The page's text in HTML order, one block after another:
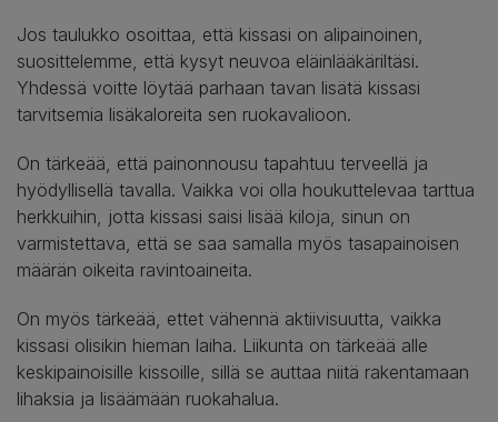
Jos taulukko osoittaa, että kissasi on alipainoinen,
suosittelemme, että kysyt neuvoa eläinlääkäriltäsi.
Yhdessä voitte löytää parhaan tavan lisätä kissasi
tarvitsemia lisäkaloreita sen ruokavalioon.
On tärkeää, että painonnousu tapahtuu terveellä ja
hyödyllisellä tavalla. Vaikka voi olla houkuttelevaa tarttua
herkkuihin, jotta kissasi saisi lisää kiloja, sinun on
varmistettava, että se saa samalla myös tasapainoisen
määrän oikeita ravintoaineita.
On myös tärkeää, ettet vähennä aktiivisuutta, vaikka
kissasi olisikin hieman laiha. Liikunta on tärkeää alle
keskipainoisille kissoille, sillä se auttaa niitä rakentamaan
lihaksia ja lisäämään ruokahalua.